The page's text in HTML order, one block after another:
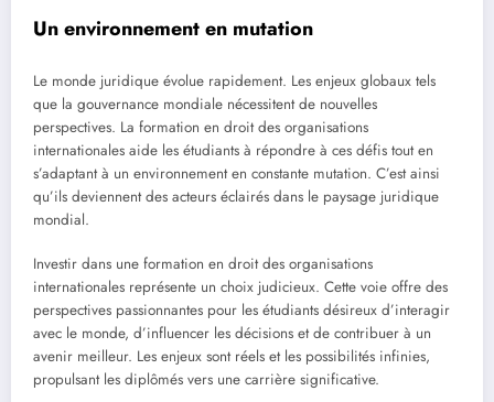
Un environnement en mutation
Le monde juridique évolue rapidement. Les enjeux globaux tels
que la gouvernance mondiale nécessitent de nouvelles
perspectives. La formation en droit des organisations
internationales aide les étudiants à répondre à ces défis tout en
s’adaptant à un environnement en constante mutation. C’est ainsi
qu’ils deviennent des acteurs éclairés dans le paysage juridique
mondial.
Investir dans une formation en droit des organisations
internationales représente un choix judicieux. Cette voie offre des
perspectives passionnantes pour les étudiants désireux d’interagir
avec le monde, d’influencer les décisions et de contribuer à un
avenir meilleur. Les enjeux sont réels et les possibilités infinies,
propulsant les diplômés vers une carrière significative.